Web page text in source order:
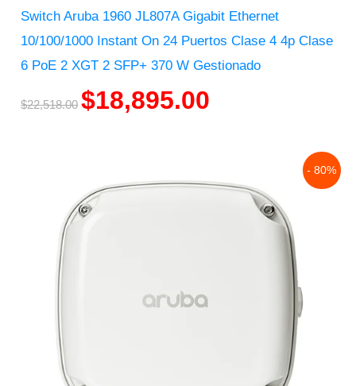
Switch Aruba 1960 JL807A Gigabit Ethernet
10/100/1000 Instant On 24 Puertos Clase 4 4p Clase
6 PoE 2 XGT 2 SFP+ 370 W Gestionado
$22,518.00 $18,895.00
- 80%
was:
$45,669.00.
price